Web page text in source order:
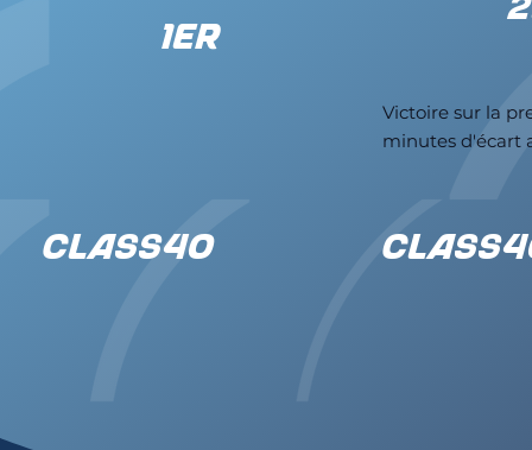
1er
CLASS40
Victoire sur la
minutes d'écart